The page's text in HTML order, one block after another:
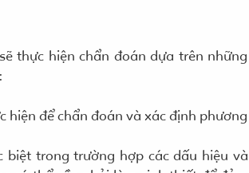
thực hiện chẩn đoán dựa trên những
hiện để chẩn đoán và xác định phương
biệt trong trường hợp các dấu hiệu và